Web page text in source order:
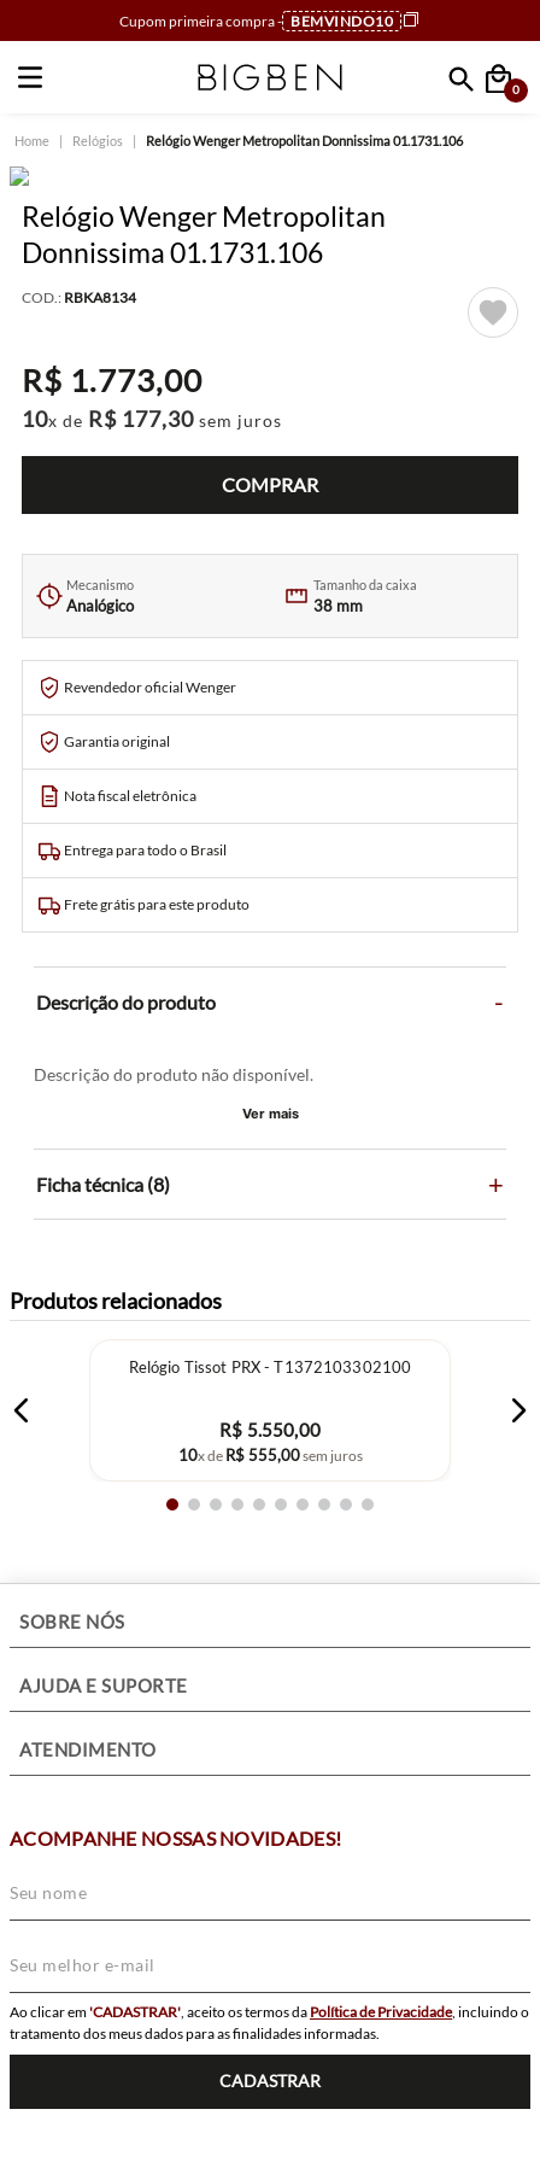
Cupom primeira compra - BEMVINDO10
Faça sua busca
0
Relógios Relógio Wenger Metropolitan Donnissima 01.1731.106
Relógio Wenger Metropolitan
Donnissima 01.1731.106
COD.: RBKA8134
R$ 1.773,00
10x de R$ 177,30 sem juros
COMPRAR
Mecanismo
Analógico
Tamanho da caixa
38 mm
Revendedor oficial Wenger
Garantia original
Nota fiscal eletrônica
Entrega para todo o Brasil
Frete grátis para este produto
Descrição do produto -
Descrição do produto não disponível.
Ver mais
Ficha técnica (8) +
Produtos relacionados
Relógio Tissot PRX - T1372103302100
R$ 5.550,00
10x de R$ 555,00sem juros
SOBRE NÓS
AJUDA E SUPORTE
ATENDIMENTO
ACOMPANHE NOSSAS NOVIDADES!
Ao clicar em'CADASTRAR', aceito os termos da Política de Privacidade, incluindo o
tratamento dos meus dados para as finalidades informadas.
CADASTRAR